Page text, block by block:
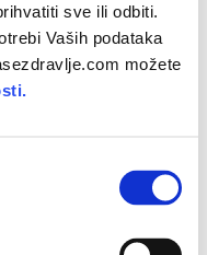
sve ili odbiti.
Vaših podataka
možete
pojavu halucinaciju,
kategorija: